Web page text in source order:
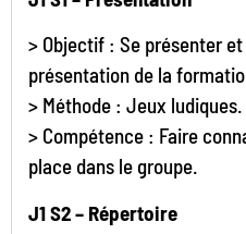
> Objectif : Se présenter
présentation de la
> Méthode : Jeux ludiques.
> Compétence : Faire
place dans le groupe.
J1 S2 – Répertoire